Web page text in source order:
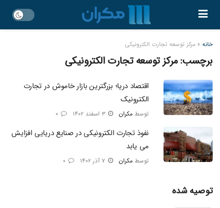
خانه » مرکز توسعه تجارت الکترونیکی
برچسب:مرکز توسعه تجارت الکترونیکی
اقتصاد دریا؛ بزرگترین بازار خاموش در تجارت
الکترونیک
توسط مکران
نفوذ تجارت الکترونیکی در صنایع دریایی افزایش
می‌ یابد
توسط مکران
توصیه شده